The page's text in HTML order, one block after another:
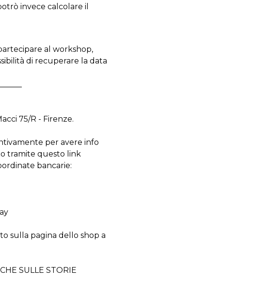
invece calcolare il
al workshop,
di recuperare la data
75/R - Firenze.
per avere info
tramite questo link
bancarie:
sulla pagina dello shop a
SULLE STORIE